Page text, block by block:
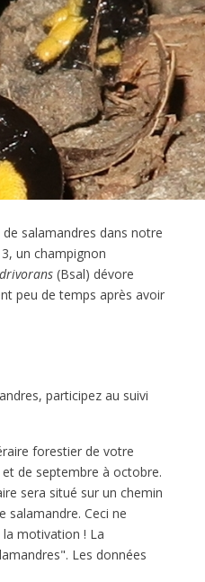
salamandres dans notre
un champignon
(Bsal) dévore
peu de temps après avoir
participez au suivi
forestier de votre
de septembre à octobre.
sera situé sur un chemin
salamandre. Ceci ne
motivation ! La
Les données